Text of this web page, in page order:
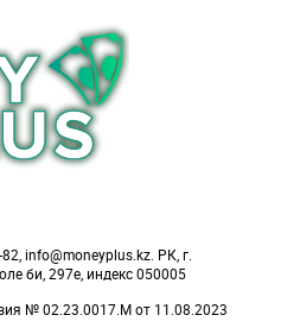
info@moneyplus.kz. РК, г.
би, 297е, индекс 050005
№ 02.23.0017.M от 11.08.2023